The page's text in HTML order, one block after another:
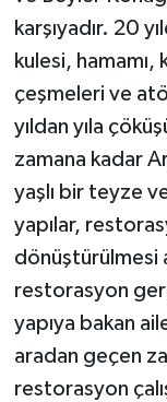
karşıyadır. 20
kulesi, hamamı,
çeşmeleri ve
yıldan yıla
zamana kadar
yaşlı bir teyze
yapılar,
dönüştürülmesi
restorasyon
yapıya bakan
aradan geçen
restorasyon